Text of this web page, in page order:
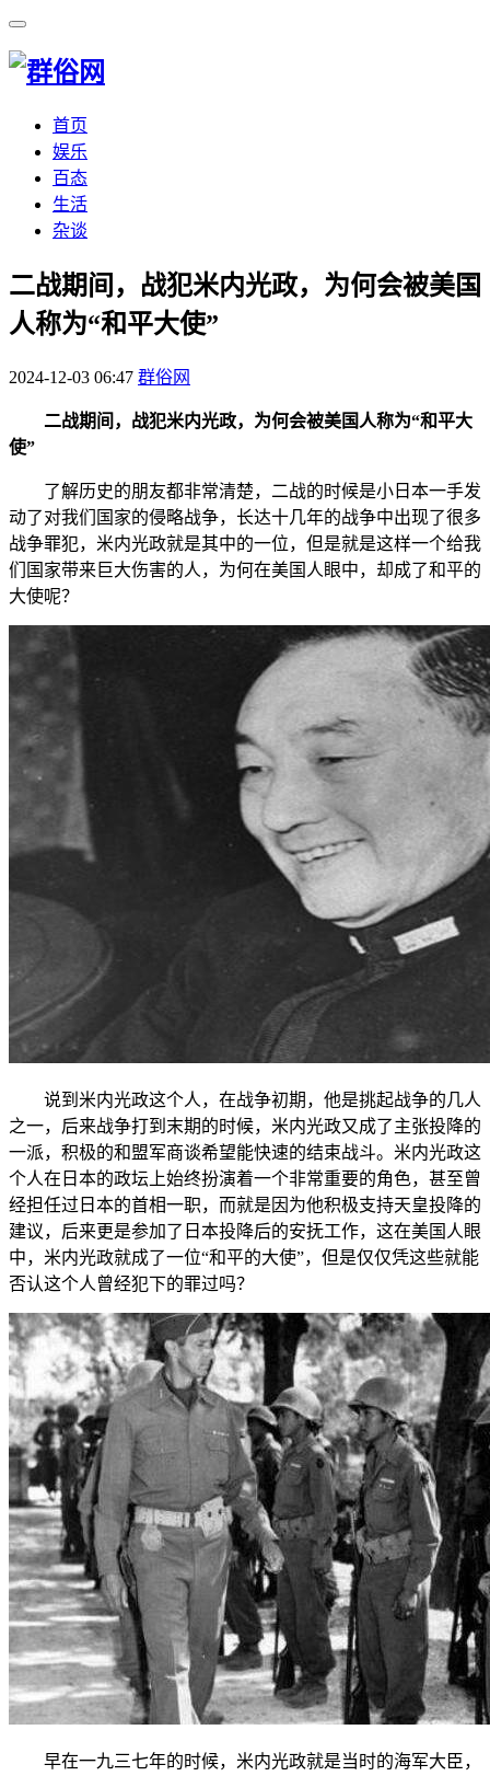
首页
娱乐
百态
生活
杂谈
​二战期间，战犯米内光政，为何会被美国
人称为“和平大使”
2024-12-03 06:47 群俗网
二战期间，战犯米内光政，为何会被美国人称为“和平大
使”
了解历史的朋友都非常清楚，二战的时候是小日本一手发
动了对我们国家的侵略战争，长达十几年的战争中出现了很多
战争罪犯，米内光政就是其中的一位，但是就是这样一个给我
们国家带来巨大伤害的人，为何在美国人眼中，却成了和平的
大使呢？
说到米内光政这个人，在战争初期，他是挑起战争的几人
之一，后来战争打到末期的时候，米内光政又成了主张投降的
一派，积极的和盟军商谈希望能快速的结束战斗。米内光政这
个人在日本的政坛上始终扮演着一个非常重要的角色，甚至曾
经担任过日本的首相一职，而就是因为他积极支持天皇投降的
建议，后来更是参加了日本投降后的安抚工作，这在美国人眼
中，米内光政就成了一位“和平的大使”，但是仅仅凭这些就能
否认这个人曾经犯下的罪过吗？
早在一九三七年的时候，米内光政就是当时的海军大臣，